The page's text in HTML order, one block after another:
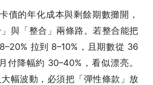
債的年化成本與剩餘期數攤開，
與「整合」兩條路。若整合能把
拉到 8–10%，且期數從 36
付降幅約 30–40%，看似漂亮。
幅波動，必須把「彈性條款」放